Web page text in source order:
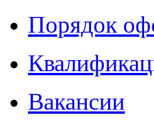
Порядок
Вакансии